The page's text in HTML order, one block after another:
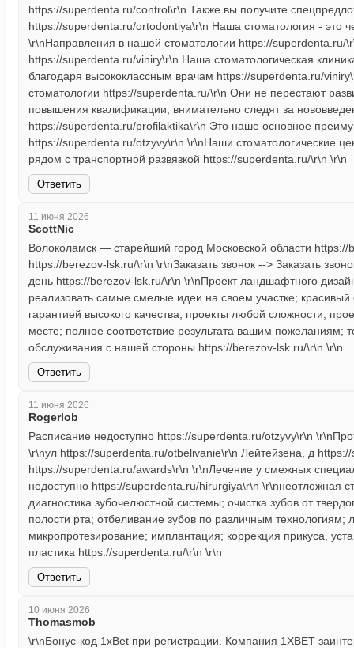
https://superdenta.ru/control\r\n Также вы получите
https://superdenta.ru/ortodontiya\r\n Наша стоматология - это
\r\nНаправления в нашей стоматологии https://superdenta.ru/
https://superdenta.ru/viniry\r\n Наша стоматологическая
благодаря высококлассным врачам https://superdenta.ru/
стоматологии https://superdenta.ru/\r\n Они не перестают
повышения квалификации, внимательно следят за
https://superdenta.ru/profilaktika\r\n Это наше основное
https://superdenta.ru/otzyvy\r\n \r\nНаши стоматологические
рядом с транспортной развязкой https://superdenta.ru/\r\n \r\n
Ответить
11 июня 2026
ScottNic
Волоколамск — старейший город Московской области
https://berezov-lsk.ru/\r\n \r\nЗаказать звонок --> Заказать
день https://berezov-lsk.ru/\r\n \r\nПроект ландшафтного
реализовать самые смелые идеи на своем участке;
гарантией высокого качества; проекты любой сложности;
месте; полное соответствие результата вашим
обслуживания с нашей стороны https://berezov-lsk.ru/\r\n \r\n
Ответить
11 июня 2026
Rogerlob
Расписание недоступно https://superdenta.ru/otzyvy\r\n
\r\nул https://superdenta.ru/otbelivanie\r\n Лейтейзена, д
https://superdenta.ru/awards\r\n \r\nЛечение у смежных
недоступно https://superdenta.ru/hirurgiya\r\n \r\nнеотложная
диагностика зубочелюстной системы; очистка зубов от
полости рта; отбеливание зубов по различным
микропротезирование; имплантация; коррекция прикуса,
пластика https://superdenta.ru/\r\n \r\n
Ответить
10 июня 2026
Thomasmob
\r\nБонус-код 1xBet при регистрации. Компания 1XBET